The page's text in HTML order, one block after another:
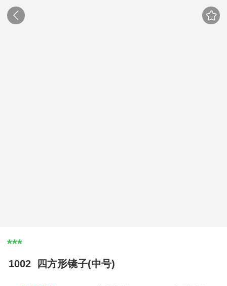
***
1002 四方形镜子(中号)